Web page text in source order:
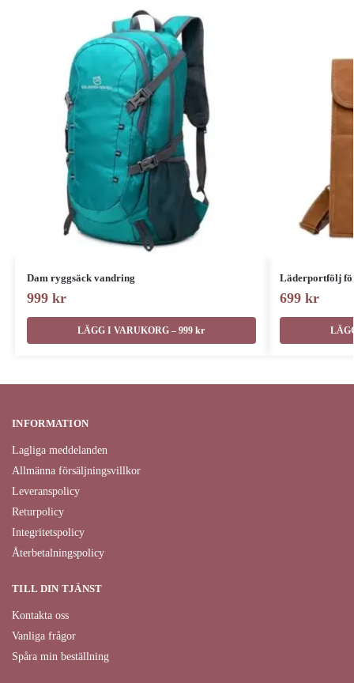
Dam ryggsäck vandring
999 kr
LÄGG I VARUKORG – 999 kr
Läderportfölj
699 kr
INFORMATION
Lagliga meddelanden
Allmänna försäljningsvillkor
Leveranspolicy
Returpolicy
Integritetspolicy
Återbetalningspolicy
TILL DIN TJÄNST
Kontakta oss
Vanliga frågor
Spåra min beställning